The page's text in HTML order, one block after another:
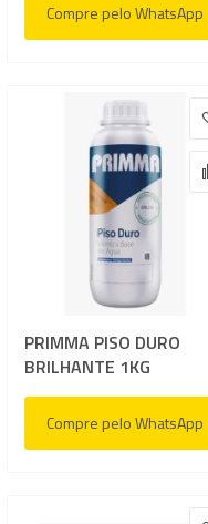
Compre pelo WhatsApp
PRIMMA PISO DURO
BRILHANTE 1KG
Compre pelo WhatsApp